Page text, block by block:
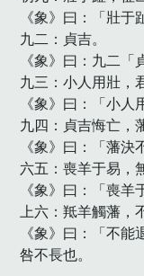
《象》曰：「壯于
九二：貞吉。
《象》曰：九二「
九三：小人用壯，
《象》曰：「小人
九四：貞吉悔亡，
《象》曰：「藩決
六五：喪羊于易，
《象》曰：「喪羊
上六：羝羊觸藩，
《象》曰：「不能
咎不長也。